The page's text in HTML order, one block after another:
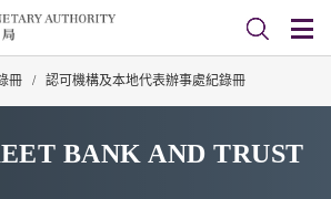
冊 / 認可機構及本地代表辦事處紀錄冊
BANK AND TRUST